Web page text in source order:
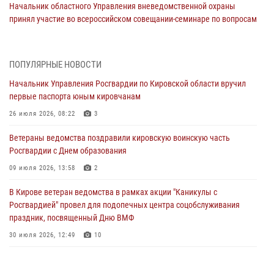
Начальник областного Управления вневедомственной охраны
принял участие во всероссийском совещании-семинаре по вопросам
инструмента
07 августа 2026, 08:39
хулиганстве
06 августа 2026, 07:00
почетные знаки и грамоты росгвардейцам (видео)
05 августа 2026, 11:00
В Кирове росгвардейцы задержали подозреваемую в сбыте
ПОПУЛЯРНЫЕ НОВОСТИ
Начальник Управления Росгвардии по Кировской области вручил
первые паспорта юным кировчанам
26 июля 2026, 08:22 3
Ветераны ведомства поздравили кировскую воинскую часть
Росгвардии с Днем образования
09 июля 2026, 13:58 2
В Кирове ветеран ведомства в рамках акции "Каникулы с
Росгвардией" провел для подопечных центра соцобслуживания
праздник, посвященный Дню ВМФ
30 июля 2026, 12:49 10